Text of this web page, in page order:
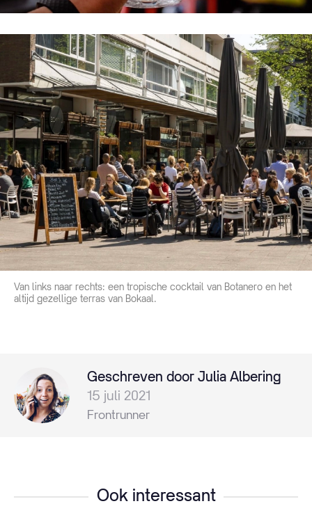
Van links naar rechts: een tropische cocktail van Botanero en het
altijd gezellige terras van Bokaal.
Geschreven door Julia Albering
15 juli 2021
Frontrunner
Ook interessant